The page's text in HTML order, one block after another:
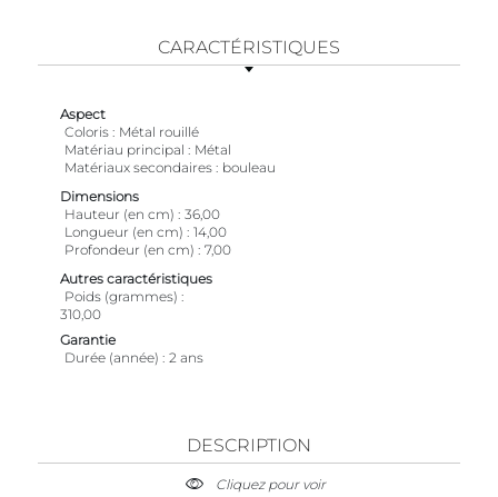
CARACTÉRISTIQUES
Aspect
Coloris
Métal rouillé
Matériau principal
Métal
Matériaux secondaires
bouleau
Dimensions
Hauteur (en cm)
36,00
Longueur (en cm)
14,00
Profondeur (en cm)
7,00
Autres caractéristiques
Poids (grammes)
310,00
Garantie
Durée (année)
2 ans
DESCRIPTION
Cliquez pour voir